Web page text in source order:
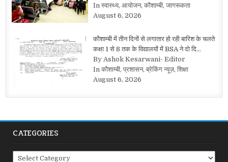
In स्वास्थ्य, आयोजन, कौशाम्बी, जागरूकता
August 6, 2026
कौशाम्बी में तीन दिनों से लगातार हो रही बारिश के चलते
कक्षा 1 से 8 तक के विद्यालयों में BSA ने दो दि…
By Ashok Kesarwani- Editor
In कौशाम्बी, प्रशासन, ब्रेकिंग न्यूज़, शिक्षा
August 6, 2026
CATEGORIES
Categories